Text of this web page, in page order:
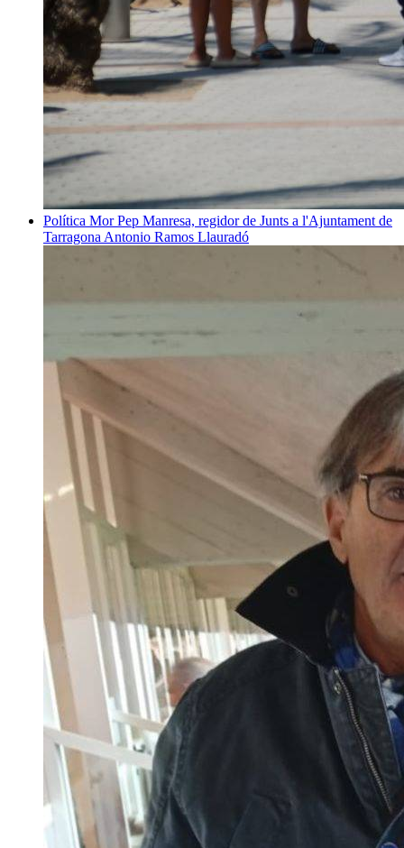
Política Mor Pep Manresa, regidor de Junts a l'Ajuntament de
Tarragona Antonio Ramos Llauradó